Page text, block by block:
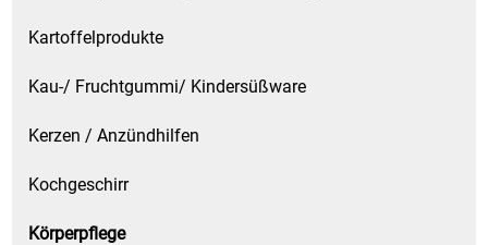
Kartoffelprodukte
Kau-/ Fruchtgummi/ Kindersüßware
Kerzen / Anzündhilfen
Kochgeschirr
Körperpflege